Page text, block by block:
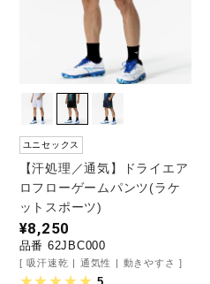
ズ
ープユニセックス
【汗処理／通気】ドライエア
ロフローゲームパンツ(ラケ
ットスポーツ)
¥8,250
品番 62JBC000
吸汗速乾 通気性 動きやすさ